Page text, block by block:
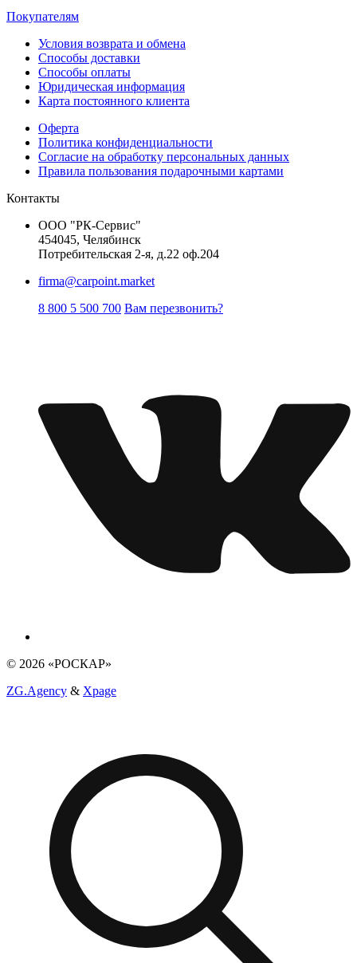
Покупателям
Условия возврата и обмена
Способы доставки
Способы оплаты
Юридическая информация
Карта постоянного клиента
Оферта
Политика конфиденциальности
Согласие на обработку персональных данных
Правила пользования подарочными картами
Контакты
ООО "РК-Сервис"
454045, Челябинск
Потребительская 2-я, д.22 оф.204
firma@carpoint.market
8 800 5 500 700 Вам перезвонить?
© 2026 «РОСКАР»
ZG.Agency & Xpage